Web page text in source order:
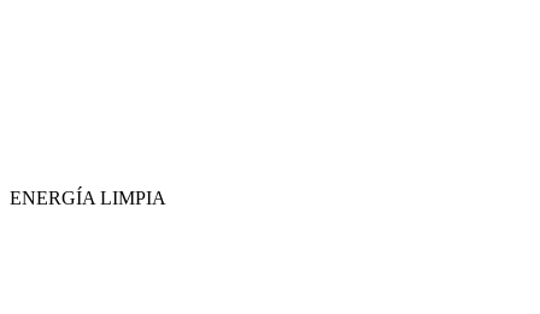
ENERGÍA LIMPIA